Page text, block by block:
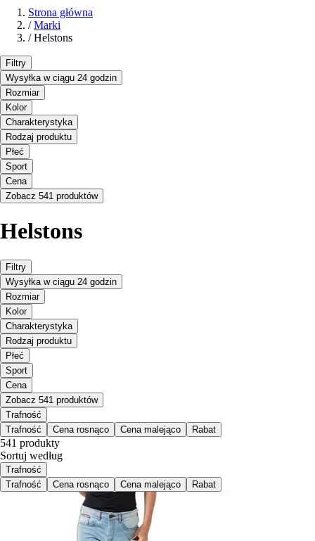
Strona główna
/ Marki
/ Helstons
Filtry
Wysyłka w ciągu 24 godzin
Rozmiar
Kolor
Charakterystyka
Rodzaj produktu
Płeć
Sport
Cena
Zobacz 541 produktów
Helstons
Filtry
Wysyłka w ciągu 24 godzin
Rozmiar
Kolor
Charakterystyka
Rodzaj produktu
Płeć
Sport
Cena
Zobacz 541 produktów
Trafność
Trafność
Cena rosnąco Cena malejąco Rabat
541 produkty
Sortuj według
Trafność
Trafność
Cena rosnąco Cena malejąco Rabat